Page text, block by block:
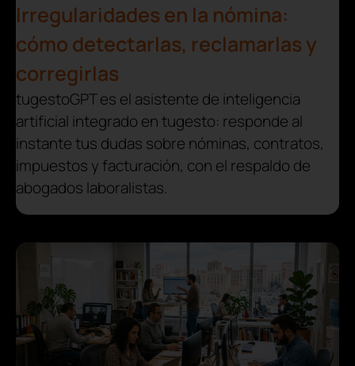
Irregularidades en la nómina:
cómo detectarlas, reclamarlas y
corregirlas
tugestoGPT es el asistente de inteligencia
artificial integrado en tugesto: responde al
instante tus dudas sobre nóminas, contratos,
impuestos y facturación, con el respaldo de
abogados laboralistas.